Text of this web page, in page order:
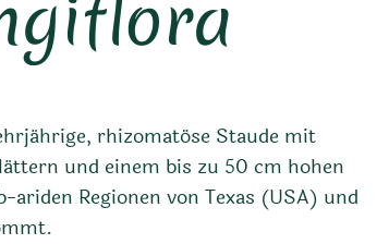
rhizomatöse Staude mit
und einem bis zu 50 cm hohen
Regionen von Texas (USA) und